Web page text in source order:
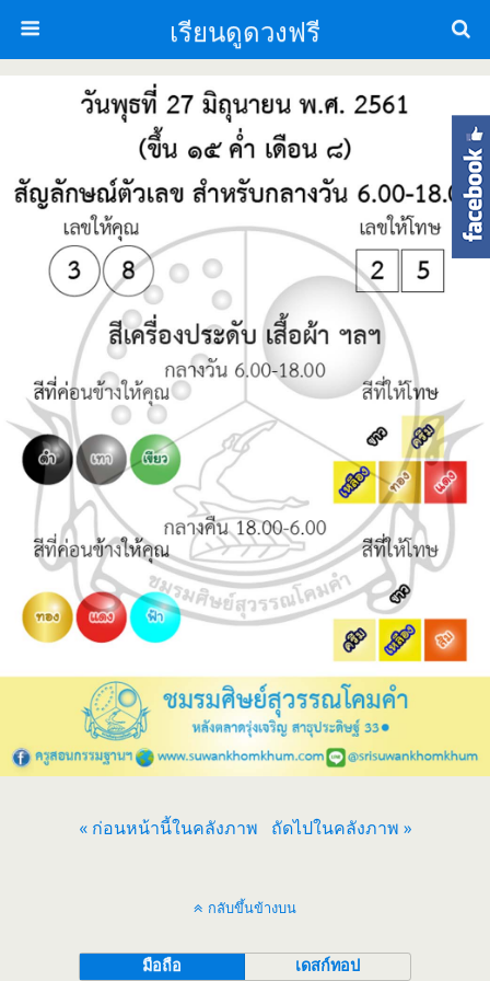
เรียนดูดวงฟรี
« ก่อนหน้านี้ในคลังภาพ ถัดไปในคลังภาพ »
กลับขึ้นข้างบน
มือถือ เดสก์ทอป